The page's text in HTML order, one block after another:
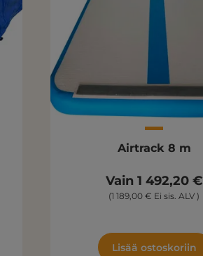
Airtrack 8 m
Vain 1 492,20 €
(1 189,00 € Ei sis. ALV )
Lisää ostoskoriin